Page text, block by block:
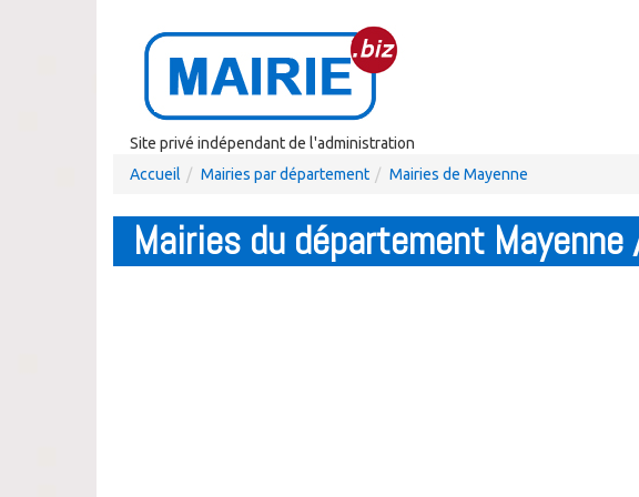
Site privé indépendant de l'administration
Accueil
Mairies par département Mairies de Mayenne
Mairies du département